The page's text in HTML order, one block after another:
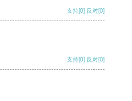
支持[0] 反对[0]
支持[0] 反对[0]